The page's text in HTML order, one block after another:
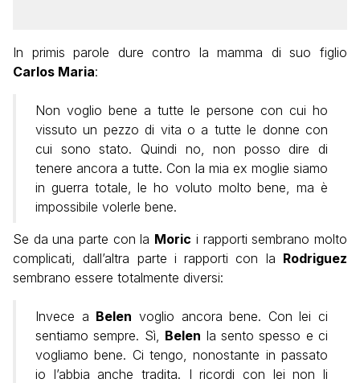
In primis parole dure contro la mamma di suo figlio
Carlos Maria:
Non voglio bene a tutte le persone con cui ho
vissuto un pezzo di vita o a tutte le donne con
cui sono stato. Quindi no, non posso dire di
tenere ancora a tutte. Con la mia ex moglie siamo
in guerra totale, le ho voluto molto bene, ma è
impossibile volerle bene.
Se da una parte con la Moric i rapporti sembrano molto
complicati, dall’altra parte i rapporti con la Rodriguez
sembrano essere totalmente diversi:
Invece a Belen voglio ancora bene. Con lei ci
sentiamo sempre. Sì, Belen la sento spesso e ci
vogliamo bene. Ci tengo, nonostante in passato
io l’abbia anche tradita. I ricordi con lei non li